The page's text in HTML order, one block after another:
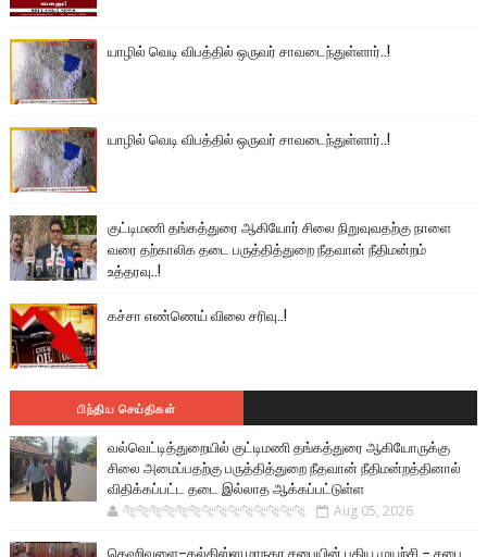
யாழில் வெடி விபத்தில் ஒருவர் சாவடைந்துள்ளார்..!
யாழில் வெடி விபத்தில் ஒருவர் சாவடைந்துள்ளார்..!
குட்டிமணி தங்கத்துரை ஆகியோர் சிலை நிறுவுவதற்கு நாளை
வரை தற்காலிக தடை பருத்தித்துறை நீதவான் நீதிமன்றம்
உத்தரவு..!
கச்சா எண்ணெய் விலை சரிவு..!
பிந்திய செய்திகள்
வல்வெட்டித்துறையில் குட்டிமணி தங்கத்துரை ஆகியோருக்கு
சிலை அமைப்பதற்கு பருத்தித்துறை நீதவான் நீதிமன்றத்தினால்
விதிக்கப்பட்ட தடை இல்லாத ஆக்கப்பட்டுள்ள
🐅🐅🐅🐅🐅🐅🐆🐆🐆🐆🐆🐆🐆🐆 Aug 05, 2026
தெஹிவளை–கல்கிஸ்ஸ மாநகர சபையின் புதிய முயற்சி – சபை